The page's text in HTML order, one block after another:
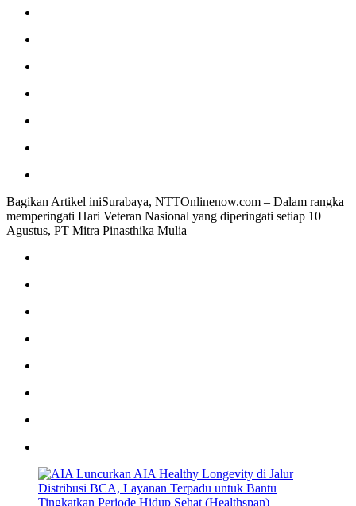
Bagikan Artikel iniSurabaya, NTTOnlinenow.com – Dalam rangka
memperingati Hari Veteran Nasional yang diperingati setiap 10
Agustus, PT Mitra Pinasthika Mulia